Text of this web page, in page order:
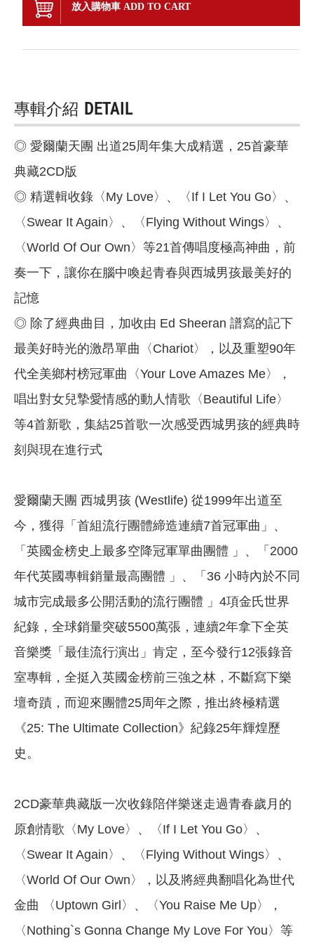
放入購物車 ADD TO CART
專輯介紹 DETAIL
◎ 愛爾蘭天團 出道25周年集大成精選，25首豪華
典藏2CD版
◎ 精選輯收錄〈My Love〉、〈If I Let You Go〉、
〈Swear It Again〉、〈Flying Without Wings〉、
〈World Of Our Own〉等21首傳唱度極高神曲，前
奏一下，讓你在腦中喚起青春與西城男孩最美好的
記憶
◎ 除了經典曲目，加收由 Ed Sheeran 譜寫的記下
最美好時光的激昂單曲〈Chariot〉，以及重塑90年
代全美鄉村榜冠軍曲〈Your Love Amazes Me〉，
唱出對女兒摯愛情感的動人情歌〈Beautiful Life〉
等4首新歌，集結25首歌一次感受西城男孩的經典時
刻與現在進行式
愛爾蘭天團 西城男孩 (Westlife) 從1999年出道至
今，獲得「首組流行團體締造連續7首冠軍曲」、
「英國金榜史上最多空降冠軍單曲團體 」、「2000
年代英國專輯銷量最高團體 」、「36 小時內於不同
城市完成最多公開活動的流行團體 」4項金氏世界
紀錄，全球銷量突破5500萬張，連續2年拿下全英
音樂獎「最佳流行演出」肯定，至今發行12張錄音
室專輯，全挺入英國金榜前三強之林，不斷寫下樂
壇奇蹟，而迎來團體25周年之際，推出終極精選
《25: The Ultimate Collection》紀錄25年輝煌歷
史。
2CD豪華典藏版一次收錄陪伴樂迷走過青春歲月的
原創情歌〈My Love〉、〈If I Let You Go〉、
〈Swear It Again〉、〈Flying Without Wings〉、
〈World Of Our Own〉，以及將經典翻唱化為世代
金曲 〈Uptown Girl〉、〈You Raise Me Up〉，
〈Nothing`s Gonna Change My Love For You〉等